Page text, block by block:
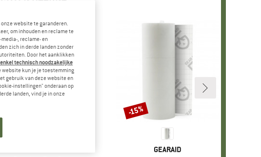
MERK
GEARAID
Korting
-15%
website te garanderen.
om inhouden en reclame te
, reclame- en
zich in derde landen zonder
Door het aanklikken
technisch noodzakelijke
website kun je je toestemming
gebruik van deze website en
instellingen" onderaan op
landen, vind je in onze